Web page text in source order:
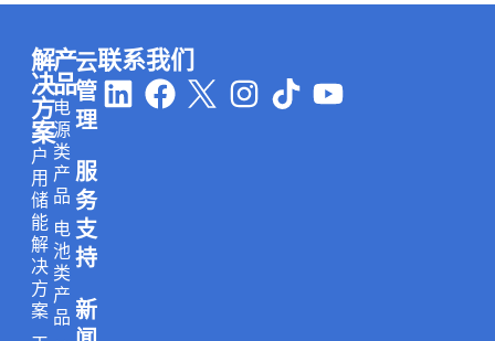
解
决
方
案
户
用
储
能
解
决
方
案
产
品
电
源
类
产
品
电
池
类
产
品
云
管
理
服
务
支
持
新
联系我们
L
i
F
a
I
n
T
i
Y